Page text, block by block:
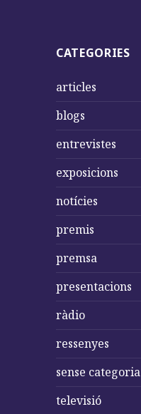
CATEGORIES
articles
blogs
entrevistes
exposicions
notícies
premis
premsa
presentacions
ràdio
ressenyes
sense categoria
televisió